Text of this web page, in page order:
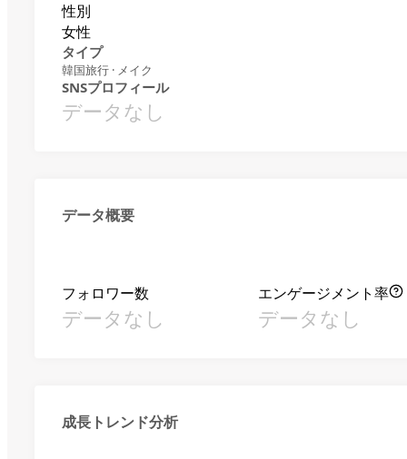
性別
女性
タイプ
韓国旅行 · メイク
SNSプロフィール
データなし
データ概要
フォロワー数
データなし
エンゲージメント率
データなし
成長トレンド分析